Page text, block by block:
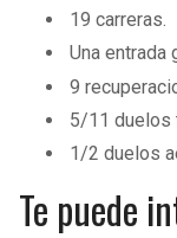
19 carreras.
Una entrada
9
5/11 duelos
1/2 duelos
Te puede